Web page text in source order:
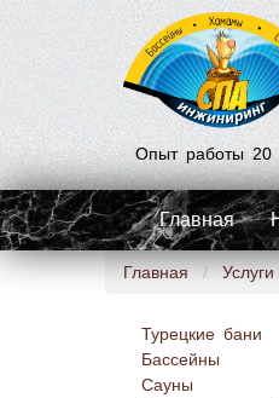
Опыт работы 20
Главная
Главная Услуги
Турецкие бани
Бассейны
Сауны